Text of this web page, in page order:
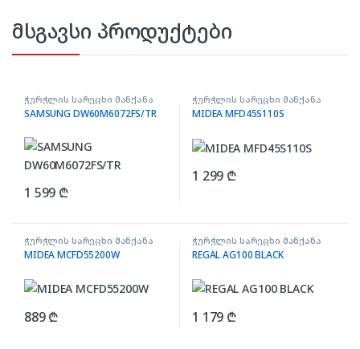
მსგავსი პროდუქტები
ჭურჭლის სარეცხი მანქანა
SAMSUNG DW60M6072FS/TR
1 599 ₾
ჭურჭლის სარეცხი მანქანა
MIDEA MFD45S110S
1 299 ₾
ჭურჭლის სარეცხი მანქანა
MIDEA MCFD55200W
889₾
ჭურჭლის სარეცხი მანქანა
REGAL AG100 BLACK
1 179 ₾